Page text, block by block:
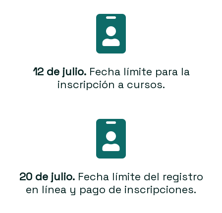
12 de julio.Fecha límite para la
inscripción a cursos.
20 de julio.Fecha límite del registro
en línea y pago de inscripciones.